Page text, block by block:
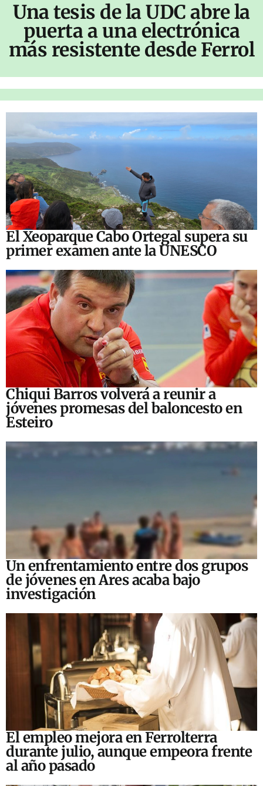
Una tesis de la UDC abre la
puerta a una electrónica
más resistente desde Ferrol
El Xeoparque Cabo Ortegal supera su
primer examen ante la UNESCO
Chiqui Barros volverá a reunir a
jóvenes promesas del baloncesto en
Esteiro
Un enfrentamiento entre dos grupos
de jóvenes en Ares acaba bajo
investigación
El empleo mejora en Ferrolterra
durante julio, aunque empeora frente
al año pasado